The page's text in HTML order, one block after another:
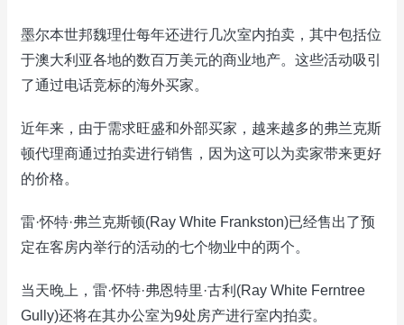
墨尔本世邦魏理仕每年还进行几次室内拍卖，其中包括位
于澳大利亚各地的数百万美元的商业地产。这些活动吸引
了通过电话竞标的海外买家。
近年来，由于需求旺盛和外部买家，越来越多的弗兰克斯
顿代理商通过拍卖进行销售，因为这可以为卖家带来更好
的价格。
雷·怀特·弗兰克斯顿(Ray White Frankston)已经售出了预
定在客房内举行的活动的七个物业中的两个。
当天晚上，雷·怀特·弗恩特里·古利(Ray White Ferntree
Gully)还将在其办公室为9处房产进行室内拍卖。